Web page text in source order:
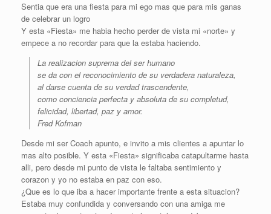
Sentia que era una fiesta para mi ego mas que para mis ganas
de celebrar un logro
Y esta «Fiesta» me habia hecho perder de vista mi «norte» y
empece a no recordar para que la estaba haciendo.
La realizacion suprema del ser humano
se da con el reconocimiento de su verdadera naturaleza,
al darse cuenta de su verdad trascendente,
como conciencia perfecta y absoluta de su completud,
felicidad, libertad, paz y amor.
Fred Kofman
Desde mi ser Coach apunto, e invito a mis clientes a apuntar lo
mas alto posible. Y esta «Fiesta» significaba catapultarme hasta
alli, pero desde mi punto de vista le faltaba sentimiento y
corazon y yo no estaba en paz con eso.
¿Que es lo que iba a hacer importante frente a esta situacion?
Estaba muy confundida y conversando con una amiga me